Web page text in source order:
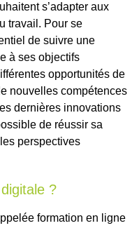
s’adapter aux
travail. Pour se
de suivre une
à ses objectifs
opportunités de
nouvelles compétences
dernières innovations
de réussir sa
perspectives
?
formation en ligne